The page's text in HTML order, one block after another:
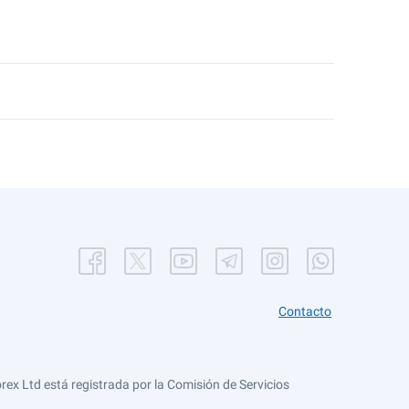
Contacto
Ltd está registrada por la Comisión de Servicios